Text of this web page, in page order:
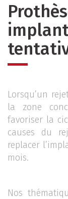
Lorsqu’un
la zone
favoriser la
causes du
replacer
mois.
Nos